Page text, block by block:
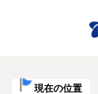
現在の位置